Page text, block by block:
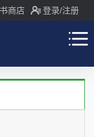
商店 登录/注册